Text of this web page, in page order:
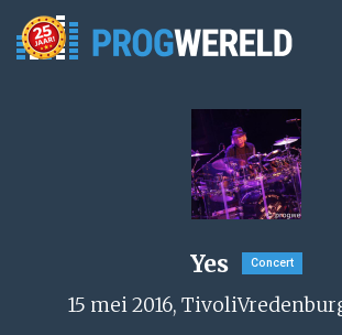
Yes Concert
15 mei 2016,